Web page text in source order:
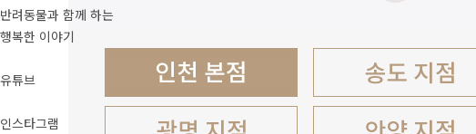
반려동물과 함께 하는
행복한 이야기
유튜브
인스타그램